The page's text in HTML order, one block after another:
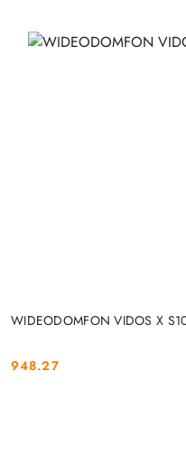
WIDEODOMFON VIDOS X
Cena:
948.27